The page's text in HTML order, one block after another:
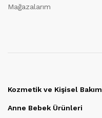
Mağazalarım
Kozmetik ve Kişisel Bakım
Anne Bebek Ürünleri